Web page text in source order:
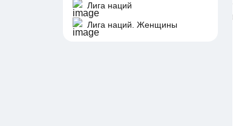
Лига наций
Лига наций. Женщины